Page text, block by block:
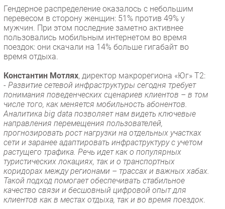
Гендерное распределение оказалось с небольшим
перевесом в сторону женщин: 51% против 49% у
мужчин. При этом последние заметно активнее
пользовались мобильным интернетом во время
поездок: они скачали на 14% больше гигабайт во
время отдыха.
Константин Мотлях, директор макрорегиона «Юг» T2:
- Развитие сетевой инфраструктуры сегодня требует
понимания поведенческих сценариев клиентов – в том
числе того, как меняется мобильность абонентов.
Аналитика big data позволяет нам видеть ключевые
направления перемещения пользователей,
прогнозировать рост нагрузки на отдельных участках
сети и заранее адаптировать инфраструктуру с учетом
растущего трафика. Речь идет как о популярных
туристических локациях, так и о транспортных
коридорах между регионами – трассах и важных хабах.
Такой подход помогает обеспечивать стабильное
качество связи и бесшовный цифровой опыт для
клиентов как в местах отдыха, так и во время поездок.